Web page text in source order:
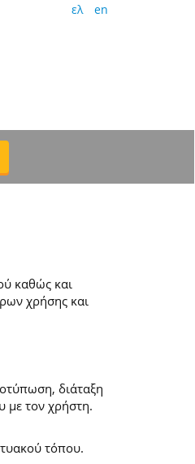
ελ en
καθώς και
χρήσης και
διάταξη
με τον χρήστη.
τόπου.